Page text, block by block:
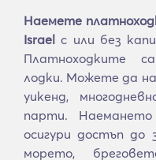
Наемете
Israel с или без
Платноходките
лодки. Можете да
уикенд,
парти.
осигури достъп до
морето,